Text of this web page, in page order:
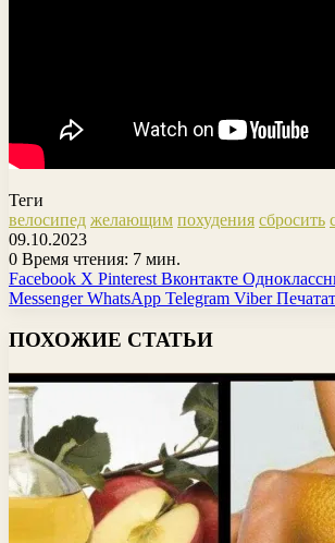
Теги
велосипед желающим похудения сбросить
09.10.2023
0 Время чтения: 7 мин.
Facebook X Pinterest Вконтакте
Messenger WhatsApp Telegram Viber
ПОХОЖИЕ СТАТЬИ